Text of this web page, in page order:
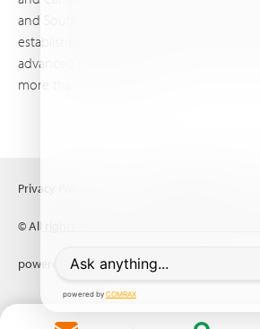
and South Africa. Backed by extensive
established distribution and logistics
advanced plant nutrition solutions
more than 100 countries.
© All rights reserved (2026) Haifa Negev
Privacy Policy
powered byComrax